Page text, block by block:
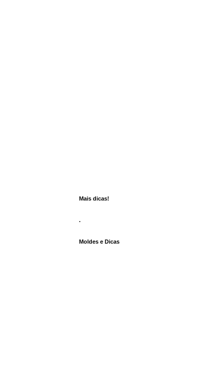
Mais dicas!
.
Moldes e Dicas